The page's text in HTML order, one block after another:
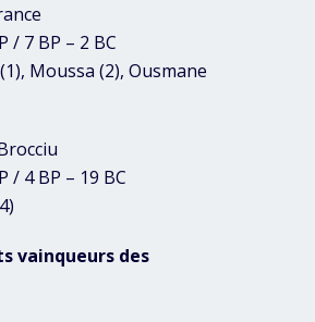
/ 7 BP – 2 BC
Moussa (2), Ousmane
/ 4 BP – 19 BC
vainqueurs des